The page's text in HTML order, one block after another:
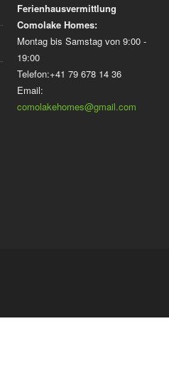
Ferienhausvermittlung
Comolake Homes:
Montag bis Samstag von 9:00 -
19:00
Telefon:+41 79 678 14 36
Email:
comolakehomes@gmail.com